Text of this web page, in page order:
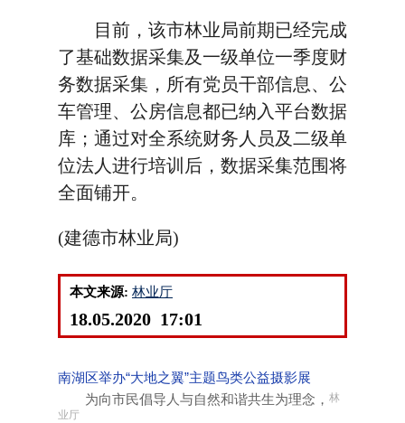
目前，该市林业局前期已经完成
了基础数据采集及一级单位一季度财
务数据采集，所有党员干部信息、公
车管理、公房信息都已纳入平台数据
库；通过对全系统财务人员及二级单
位法人进行培训后，数据采集范围将
全面铺开。
(建德市林业局)
本文来源: 林业厅
18.05.2020 17:01
南湖区举办“大地之翼”主题鸟类公益摄影展
为向市民倡导人与自然和谐共生为理念， 林
业厅